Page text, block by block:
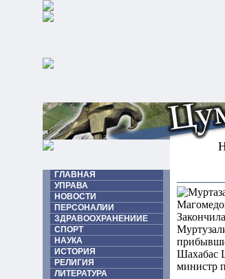
ГЛАВНАЯ
УПРАВА
НОВОСТИ
ПЕРСОНАЛИИ
ЗДРАВООХРАНЕНИИЕ
СПОРТ
НАУКА
ИСТОРИЯ
РЕЛИГИЯ
ЛИТЕРАТУРА
Шахабас
министр